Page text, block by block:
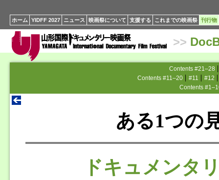
ホーム YIDFF 2027 ニュース 映画祭について 支援する これまでの映画祭 刊行物
>>
Contents #21–28
Contents #11–20
#11
#12
Contents
ある1つの
ドキュメンタ